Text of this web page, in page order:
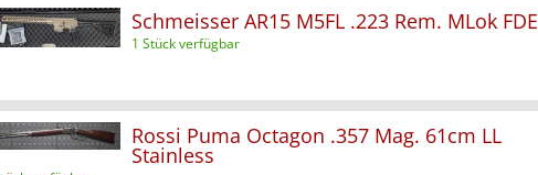
Schmeisser AR15 M5FL .223 Rem. MLok FDE
1 Stück verfügbar
Rossi Puma Octagon .357 Mag. 61cm LL
Stainless